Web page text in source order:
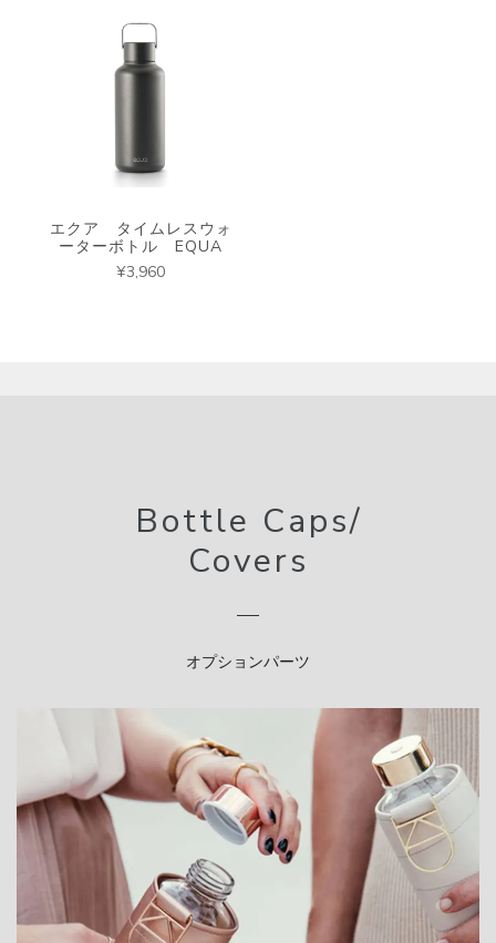
エクア タイムレスウォ
ーターボトル EQUA
¥3,960
Bottle Caps/
Covers
オプションパーツ